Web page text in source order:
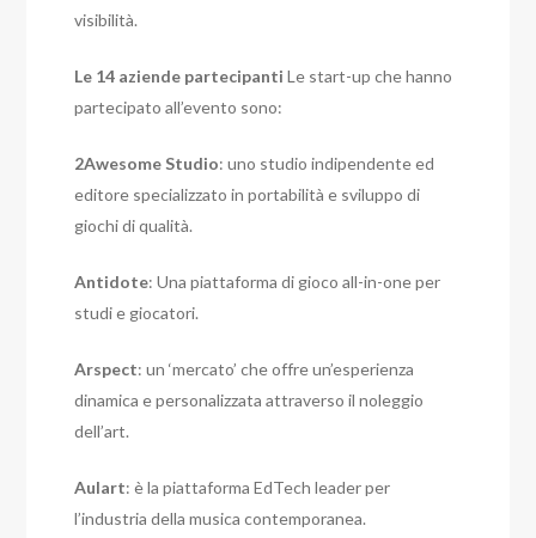
visibilità.
Le 14 aziende partecipantiLe start-up che hanno
partecipato all’evento sono:
2Awesome Studio: uno studio indipendente ed
editore specializzato in portabilità e sviluppo di
giochi di qualità.
Antidote: Una piattaforma di gioco all-in-one per
studi e giocatori.
Arspect: un ‘mercato’ che offre un’esperienza
dinamica e personalizzata attraverso il noleggio
dell’art.
Aulart: è la piattaforma EdTech leader per
l’industria della musica contemporanea.